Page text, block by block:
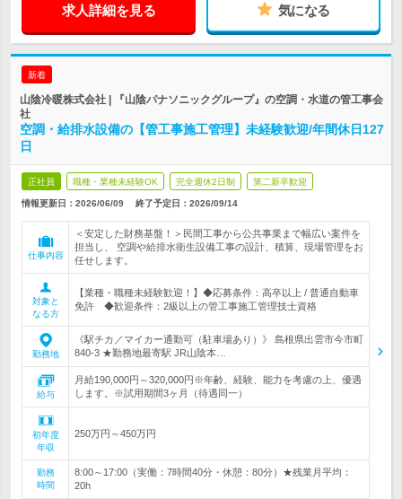
求人詳細を見る 気になる
新着
山陰冷暖株式会社 | 『山陰パナソニックグループ』の空調・水道の管工事会
社
空調・給排水設備の【管工事施工管理】未経験歓迎/年間休日127
日
正社員 職種・業種未経験OK 完全週休2日制 第二新卒歓迎
情報更新日：2026/06/09 終了予定日： 2026/09/14
仕事内容
＜安定した財務基盤！＞民間工事から公共事業まで幅広い案件を
担当し、 空調や給排水衛生設備工事の設計、積算、現場管理をお
任せします。
対象と
なる方
【業種・職種未経験歓迎！】◆応募条件：高卒以上 / 普通自動車
免許 ◆歓迎条件：2級以上の管工事施工管理技士資格
勤務地
《駅チカ／マイカー通勤可（駐車場あり）》 島根県出雲市今市町
840-3 ★勤務地最寄駅 JR山陰本…
給与
月給190,000円～320,000円※年齢、経験、能力を考慮の上、優遇
します。※試用期間3ヶ月（待遇同一）
初年度
年収
250万円～450万円
勤務
時間
8:00～17:00（実働：7時間40分・休憩：80分）★残業月平均：
20h